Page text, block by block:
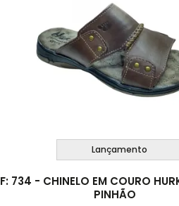
Lançamento
734 - CHINELO EM COURO
PINHÃO